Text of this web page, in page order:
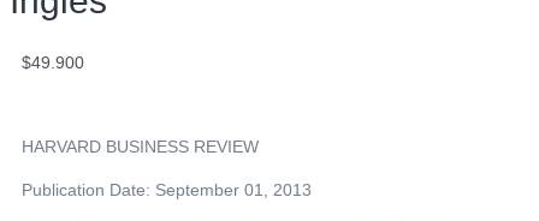
$49.900
HARVARD BUSINESS REVIEW
Publication Date: September 01, 2013